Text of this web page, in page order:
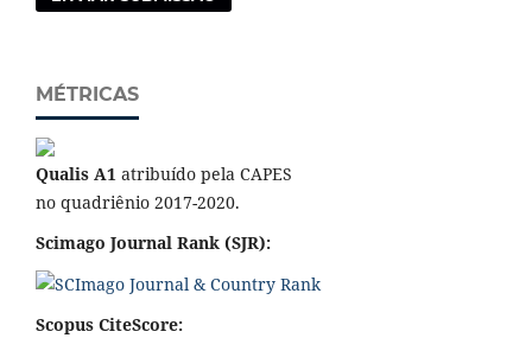
MÉTRICAS
Qualis A1 atribuído pela CAPES
no quadriênio 2017-2020.
Scimago Journal Rank (SJR):
Scopus CiteScore: